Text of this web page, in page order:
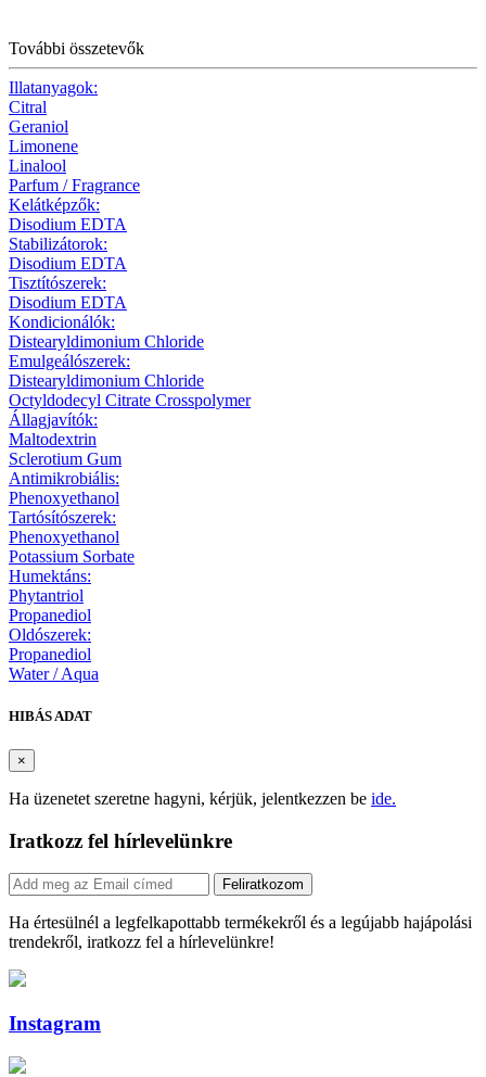
További összetevők
Illatanyagok:
Citral
Geraniol
Limonene
Linalool
Parfum / Fragrance
Kelátképzők:
Disodium EDTA
Stabilizátorok:
Disodium EDTA
Tisztítószerek:
Disodium EDTA
Kondicionálók:
Distearyldimonium Chloride
Emulgeálószerek:
Distearyldimonium Chloride
Octyldodecyl Citrate Crosspolymer
Állagjavítók:
Maltodextrin
Sclerotium Gum
Antimikrobiális:
Phenoxyethanol
Tartósítószerek:
Phenoxyethanol
Potassium Sorbate
Humektáns:
Phytantriol
Propanediol
Oldószerek:
Propanediol
Water / Aqua
HIBÁS ADAT
×
Ha üzenetet szeretne hagyni, kérjük, jelentkezzen be ide.
Iratkozz fel hírlevelünkre
Feliratkozom
Ha értesülnél a legfelkapottabb termékekről és a legújabb hajápolási
trendekről, iratkozz fel a hírlevelünkre!
Instagram